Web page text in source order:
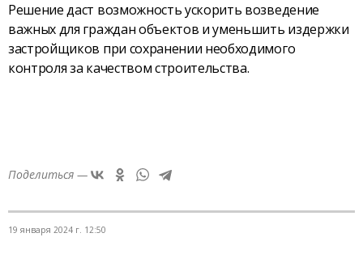
Решение даст возможность ускорить возведение
важных для граждан объектов и уменьшить издержки
застройщиков при сохранении необходимого
контроля за качеством строительства.
Поделиться —
19 января 2024 г. 12:50